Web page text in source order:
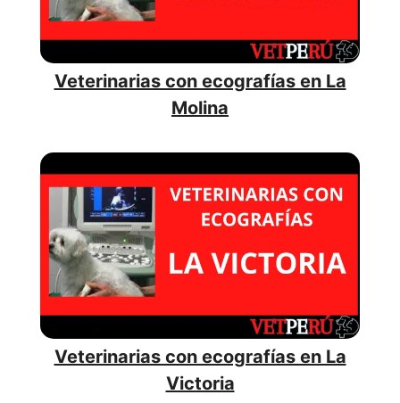
Veterinarias con ecografías en La
Molina
Veterinarias con ecografías en La
Victoria